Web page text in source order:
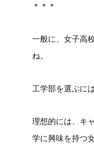
＊＊＊
一般に、女子高
ね。
工学部を選ぶには
理想的には、キ
学に興味を持つ